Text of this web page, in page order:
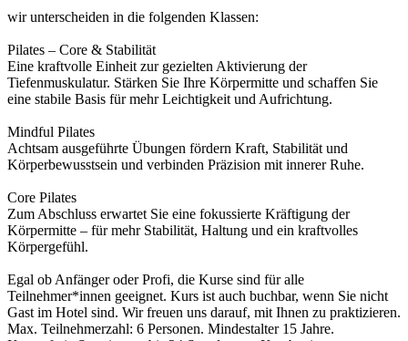
wir unterscheiden in die folgenden Klassen:
Pilates – Core & Stabilität
Eine kraftvolle Einheit zur gezielten Aktivierung der
Tiefenmuskulatur. Stärken Sie Ihre Körpermitte und schaffen Sie
eine stabile Basis für mehr Leichtigkeit und Aufrichtung.
Mindful Pilates
Achtsam ausgeführte Übungen fördern Kraft, Stabilität und
Körperbewusstsein und verbinden Präzision mit innerer Ruhe.
Core Pilates
Zum Abschluss erwartet Sie eine fokussierte Kräftigung der
Körpermitte – für mehr Stabilität, Haltung und ein kraftvolles
Körpergefühl.
Egal ob Anfänger oder Profi, die Kurse sind für alle
Teilnehmer*innen geeignet. Kurs ist auch buchbar, wenn Sie nicht
Gast im Hotel sind. Wir freuen uns darauf, mit Ihnen zu praktizieren.
Max. Teilnehmerzahl: 6 Personen. Mindestalter 15 Jahre.